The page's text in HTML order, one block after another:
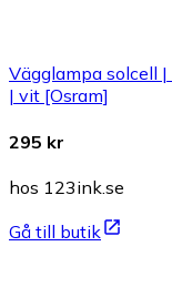
Vägglampa solcell
| vit [Osram]
295 kr
hos 123ink.se
Gå till butik